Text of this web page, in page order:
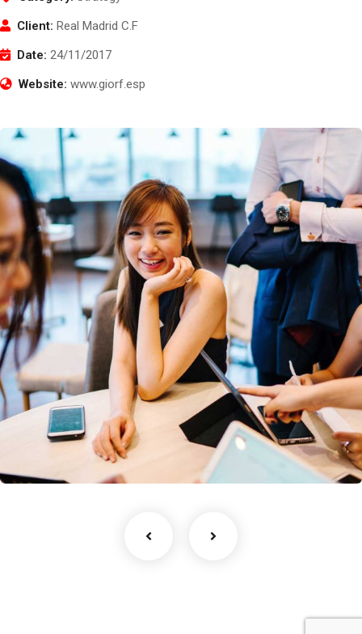
Client: Real Madrid C.F
Date: 24/11/2017
Website: www.giorf.esp
Business Growth